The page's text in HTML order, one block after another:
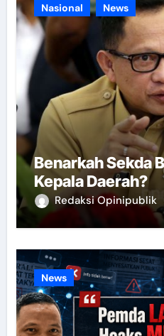
Nasional News
Benarkah Sekda
Kepala Daerah?
Redaksi Opinipublik
News